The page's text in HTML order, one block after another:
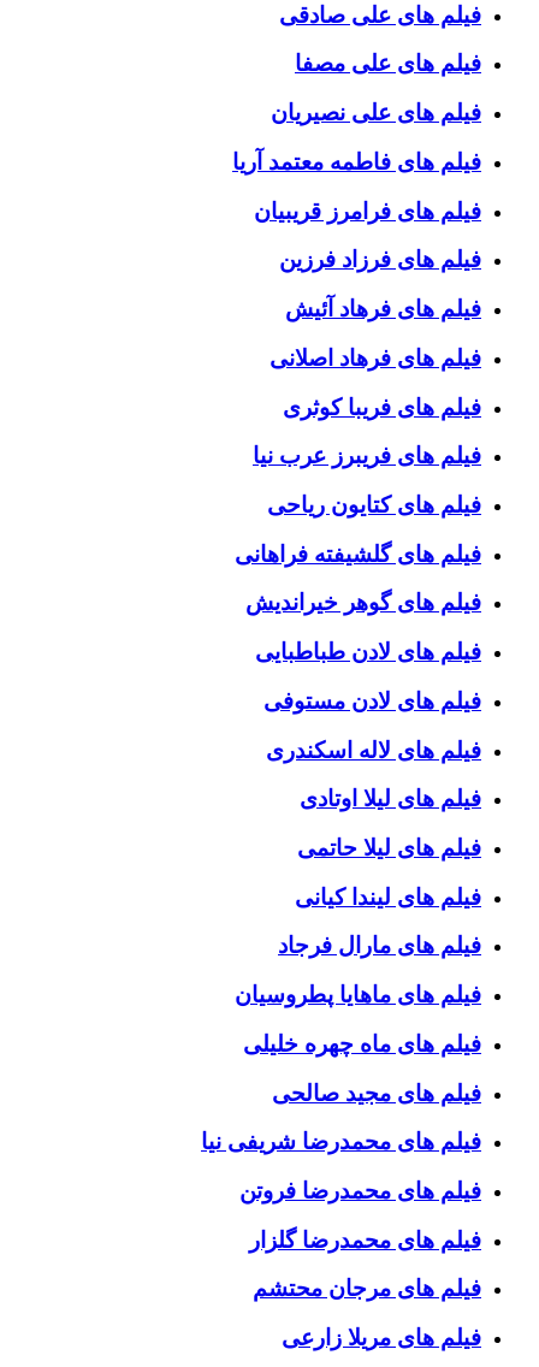
فیلم های علی صادقی
فیلم های علی مصفا
فیلم های علی نصیریان
فیلم های فاطمه معتمد آریا
فیلم های فرامرز قریبیان
فیلم های فرزاد فرزین
فیلم های فرهاد آئیش
فیلم های فرهاد اصلانی
فیلم های فریبا کوثری
فیلم های فریبرز عرب نیا
فیلم های کتایون ریاحی
فیلم های گلشیفته فراهانی
فیلم های گوهر خیراندیش
فیلم های لادن طباطبایی
فیلم های لادن مستوفی
فیلم های لاله اسکندری
فیلم های لیلا اوتادی
فیلم های لیلا حاتمی
فیلم های لیندا کیانی
فیلم های مارال فرجاد
فیلم های ماهایا پطروسیان
فیلم های ماه چهره خلیلی
فیلم های مجید صالحی
فیلم های محمدرضا شریفی نیا
فیلم های محمدرضا فروتن
فیلم های محمدرضا گلزار
فیلم های مرجان محتشم
فیلم های مریلا زارعی